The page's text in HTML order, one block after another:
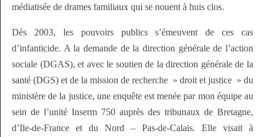
médiatisée de drames familiaux qui se nouent à huis clos.
Dès 2003, les pouvoirs publics s’émeuvent de ces cas
d’infanticide. A la demande de la direction générale de l’action
sociale (DGAS), et avec le soutien de la direction générale de la
santé (DGS) et de la mission de recherche » droit et justice » du
ministère de la justice, une enquête est menée par mon équipe au
sein de l’unité Inserm 750 auprès des tribunaux de Bretagne,
d’Ile-de-France et du Nord – Pas-de-Calais. Elle visait à